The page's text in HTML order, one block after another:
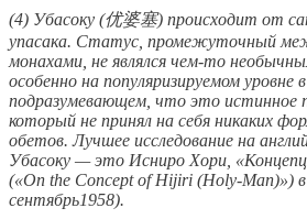
(4) Убасоку (优婆塞) происходит от
упасака. Статус, промежуточный
монахами, не являлся чем-то
особенно на популяризируемом уровне
подразумевающем, что это истинное
который не принял на себя никаких
обетов. Лучшее исследование на
Убасоку — это Исниро Хори,
(«On the Concept of Hijiri (Holy-Man)») в
сентябрь1958).